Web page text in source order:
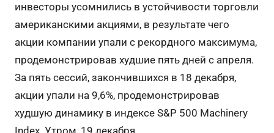
инвесторы усомнились в устойчивости торговли
американскими акциями, в результате чего
акции компании упали с рекордного максимума,
продемонстрировав худшие пять дней с апреля.
За пять сессий, закончившихся в 18 декабря,
акции упали на 9,6%, продемонстрировав
худшую динамику в индексе S&P 500 Machinery